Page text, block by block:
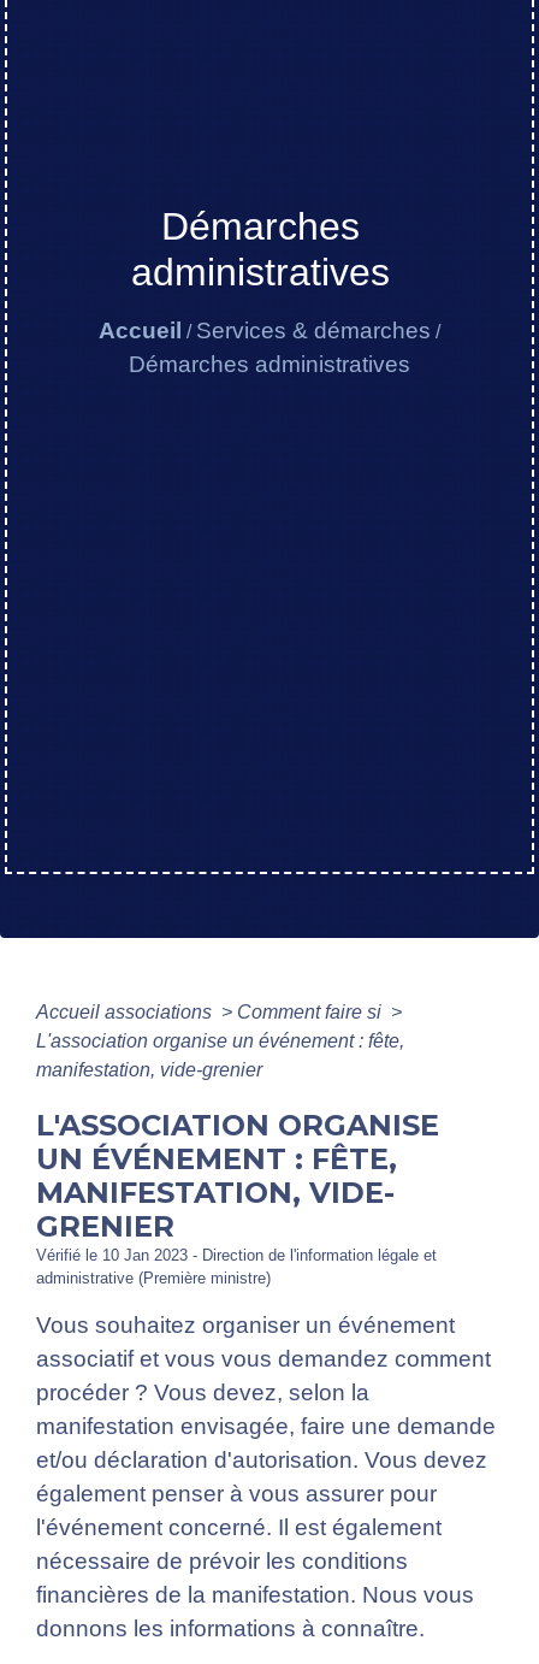
Démarches
administratives
Accueil / Services & démarches /
Démarches administratives
Accueil associations > Comment faire si >
L'association organise un événement : fête,
manifestation, vide-grenier
L'ASSOCIATION ORGANISE
UN ÉVÉNEMENT : FÊTE,
MANIFESTATION, VIDE-
GRENIER
Vérifié le 10 Jan 2023 - Direction de l'information légale et
administrative (Première ministre)
Vous souhaitez organiser un événement
associatif et vous vous demandez comment
procéder ? Vous devez, selon la
manifestation envisagée, faire une demande
et/ou déclaration d'autorisation. Vous devez
également penser à vous assurer pour
l'événement concerné. Il est également
nécessaire de prévoir les conditions
financières de la manifestation. Nous vous
donnons les informations à connaître.